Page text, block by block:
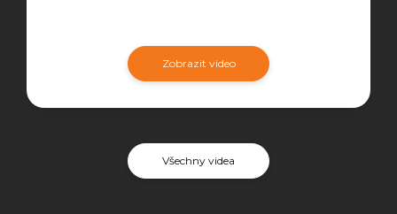
Zobrazit video
Všechny videa